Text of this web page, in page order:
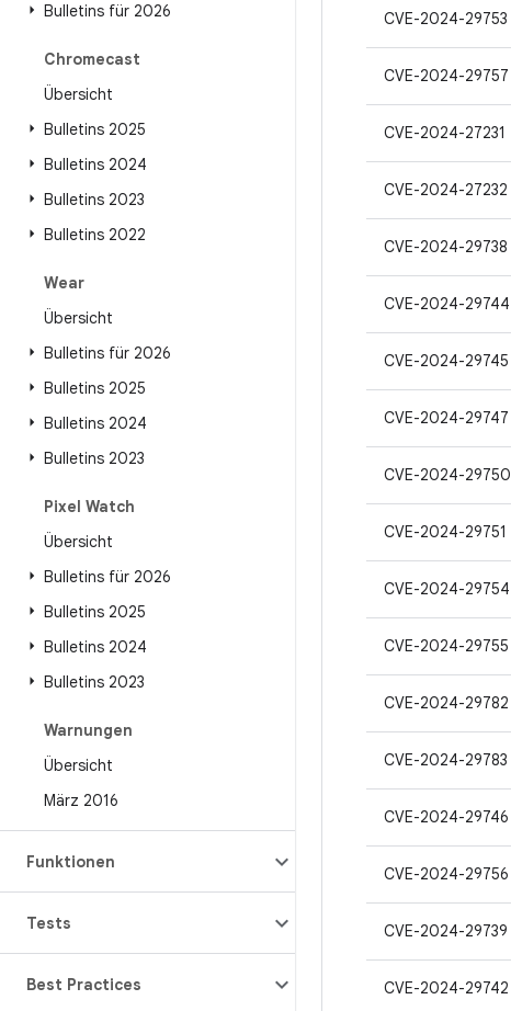
Bulletins für 2026
Chromecast
Übersicht
Bulletins 2025
Bulletins 2024
Bulletins 2023
Bulletins 2022
Wear
Übersicht
Bulletins für 2026
Bulletins 2025
Bulletins 2024
Bulletins 2023
Pixel Watch
Übersicht
Bulletins für 2026
Bulletins 2025
Bulletins 2024
Bulletins 2023
Warnungen
Übersicht
März 2016
Funktionen
Tests
Best Practices
CVE-2024-29753
CVE-2024-29757
CVE-2024-27231
CVE-2024-27232
CVE-2024-29738
CVE-2024-29744
CVE-2024-29745
CVE-2024-29747
CVE-2024-29750
CVE-2024-29751
CVE-2024-29754
CVE-2024-29755
CVE-2024-29782
CVE-2024-29783
CVE-2024-29746
CVE-2024-29756
CVE-2024-29739
CVE-2024-29742